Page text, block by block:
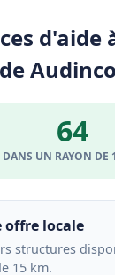
d'aide
64
DANS UN RAYON DE
offre locale
structures
15 km.